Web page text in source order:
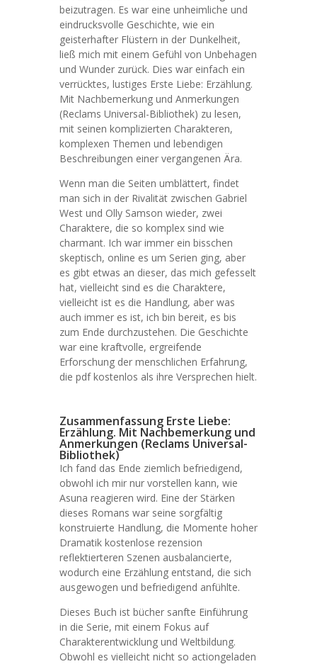
beizutragen. Es war eine unheimliche und
eindrucksvolle Geschichte, wie ein
geisterhafter Flüstern in der Dunkelheit,
ließ mich mit einem Gefühl von Unbehagen
und Wunder zurück. Dies war einfach ein
verrücktes, lustiges Erste Liebe: Erzählung.
Mit Nachbemerkung und Anmerkungen
(Reclams Universal-Bibliothek) zu lesen,
mit seinen komplizierten Charakteren,
komplexen Themen und lebendigen
Beschreibungen einer vergangenen Ära.
Wenn man die Seiten umblättert, findet
man sich in der Rivalität zwischen Gabriel
West und Olly Samson wieder, zwei
Charaktere, die so komplex sind wie
charmant. Ich war immer ein bisschen
skeptisch, online es um Serien ging, aber
es gibt etwas an dieser, das mich gefesselt
hat, vielleicht sind es die Charaktere,
vielleicht ist es die Handlung, aber was
auch immer es ist, ich bin bereit, es bis
zum Ende durchzustehen. Die Geschichte
war eine kraftvolle, ergreifende
Erforschung der menschlichen Erfahrung,
die pdf kostenlos als ihre Versprechen hielt.
Zusammenfassung Erste Liebe:
Erzählung. Mit Nachbemerkung und
Anmerkungen (Reclams Universal-
Bibliothek)
Ich fand das Ende ziemlich befriedigend,
obwohl ich mir nur vorstellen kann, wie
Asuna reagieren wird. Eine der Stärken
dieses Romans war seine sorgfältig
konstruierte Handlung, die Momente hoher
Dramatik kostenlose rezension
reflektierteren Szenen ausbalancierte,
wodurch eine Erzählung entstand, die sich
ausgewogen und befriedigend anfühlte.
Dieses Buch ist bücher sanfte Einführung
in die Serie, mit einem Fokus auf
Charakterentwicklung und Weltbildung.
Obwohl es vielleicht nicht so actiongeladen